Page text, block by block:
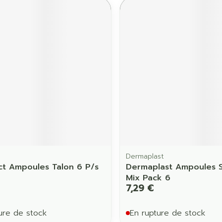
Ampoules Talon 6 P/s
de stock
Dermaplast
Dermaplast Ampoules
Mix Pack 6
7,29 €
En rupture de stock